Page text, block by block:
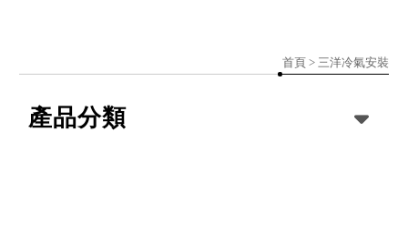
首頁> 三洋冷氣安裝
產品分類